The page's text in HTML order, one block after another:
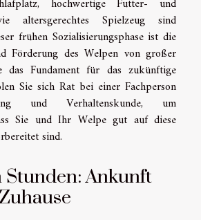
altersgerechtes Spielzeug sind
frühen Sozialisierungsphase ist die
Förderung des Welpen von großer
das Fundament für das zukünftige
Sie sich Rat bei einer Fachperson
und Verhaltenskunde, um
Sie und Ihr Welpe gut auf diese
sind.
Stunden: Ankunft